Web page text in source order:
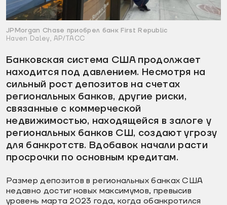
JPMorgan Chase приобрел банк First Republic
Haven Daley, AP/ТАСС
Банковская система США продолжает
находится под давлением. Несмотря на
сильный рост депозитов на счетах
региональных банков, другие риски,
связанные с коммерческой
недвижимостью, находящейся в залоге у
региональных банков СШ, создают угрозу
для банкротств. Вдобавок начали расти
просрочки по основным кредитам.
Размер депозитов в региональных банках США
недавно достиг новых максимумов, превысив
уровень марта 2023 года, когда обанкротился